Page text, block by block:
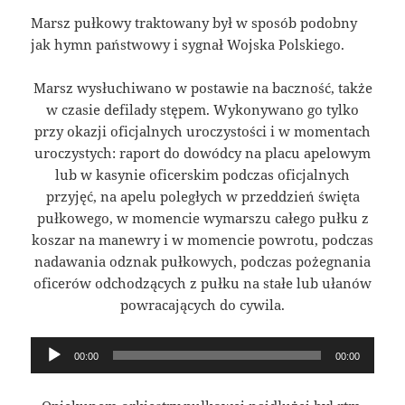
Marsz pułkowy traktowany był w sposób podobny
jak hymn państwowy i sygnał Wojska Polskiego.
Marsz wysłuchiwano w postawie na baczność, także
w czasie defilady stępem. Wykonywano go tylko
przy okazji oficjalnych uroczystości i w momentach
uroczystych: raport do dowódcy na placu apelowym
lub w kasynie oficerskim podczas oficjalnych
przyjęć, na apelu poległych w przeddzień święta
pułkowego, w momencie wymarszu całego pułku z
koszar na manewry i w momencie powrotu, podczas
nadawania odznak pułkowych, podczas pożegnania
oficerów odchodzących z pułku na stałe lub ułanów
powracających do cywila.
Odtwarzacz
plików
00:00 00:00